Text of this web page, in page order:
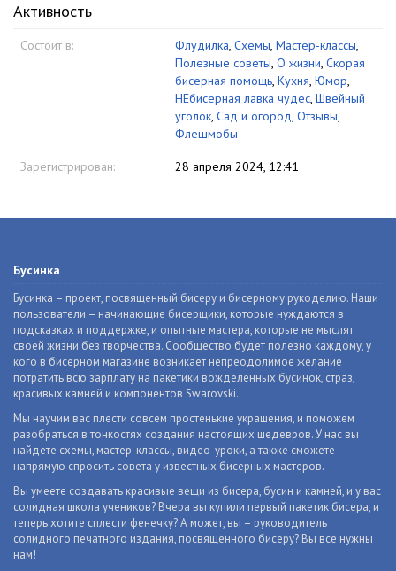
Активность
Состоит в: Флудилка, Схемы, Мастер-классы,
Полезные советы, О жизни, Скорая
бисерная помощь, Кухня, Юмор,
НЕбисерная лавка чудес, Швейный
уголок, Сад и огород, Отзывы,
Флешмобы
Зарегистрирован: 28 апреля 2024, 12:41
Бусинка
Бусинка – проект, посвященный бисеру и бисерному рукоделию. Наши
пользователи – начинающие бисерщики, которые нуждаются в
подсказках и поддержке, и опытные мастера, которые не мыслят
своей жизни без творчества. Сообщество будет полезно каждому, у
кого в бисерном магазине возникает непреодолимое желание
потратить всю зарплату на пакетики вожделенных бусинок, страз,
красивых камней и компонентов Swarovski.
Мы научим вас плести совсем простенькие украшения, и поможем
разобраться в тонкостях создания настоящих шедевров. У нас вы
найдете схемы, мастер-классы, видео-уроки, а также сможете
напрямую спросить совета у известных бисерных мастеров.
Вы умеете создавать красивые вещи из бисера, бусин и камней, и у вас
солидная школа учеников? Вчера вы купили первый пакетик бисера, и
теперь хотите сплести фенечку? А может, вы – руководитель
солидного печатного издания, посвященного бисеру? Вы все нужны
нам!